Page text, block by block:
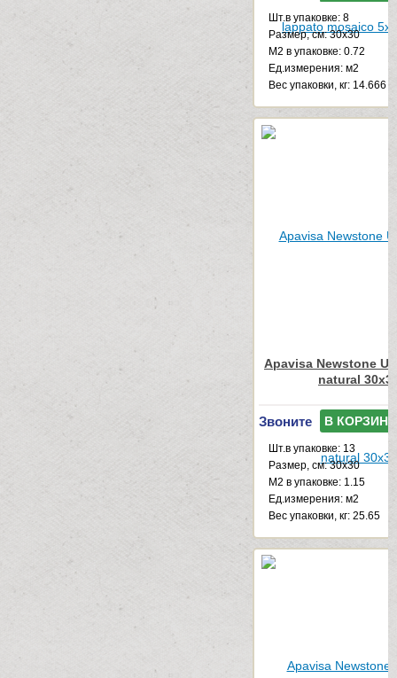
Шт.в упаковке: 8
Размер, см: 30x30
М2 в упаковке: 0.72
Ед.измерения: м2
Веc упаковки, кг: 14.666
Apavisa Newstone
natural
Звоните В КОРЗИНУ
Шт.в упаковке: 13
Размер, см: 30x30
М2 в упаковке: 1.15
Ед.измерения: м2
Веc упаковки, кг: 25.65